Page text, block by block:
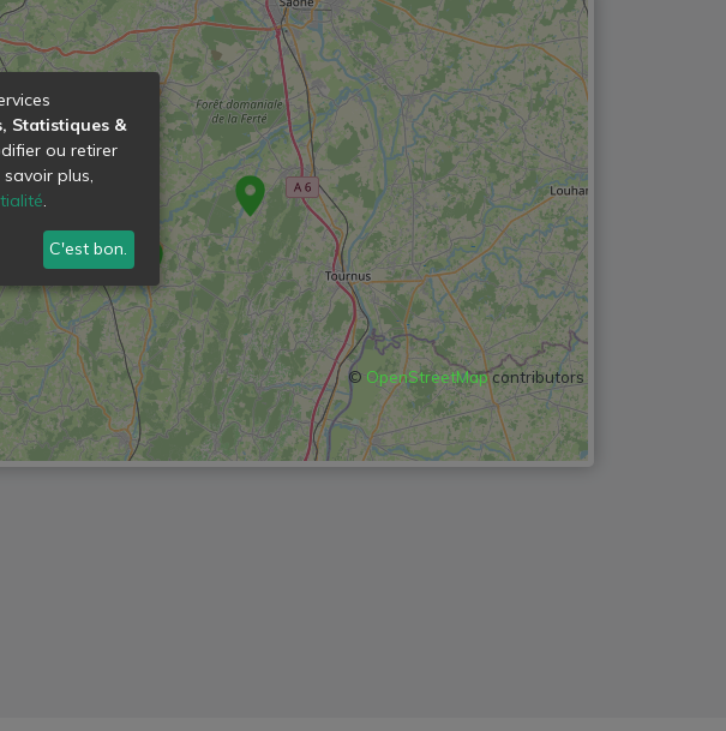
© OpenStreetMapcontributors
Statistiques &
ou retirer
plus,
.
C'est bon.